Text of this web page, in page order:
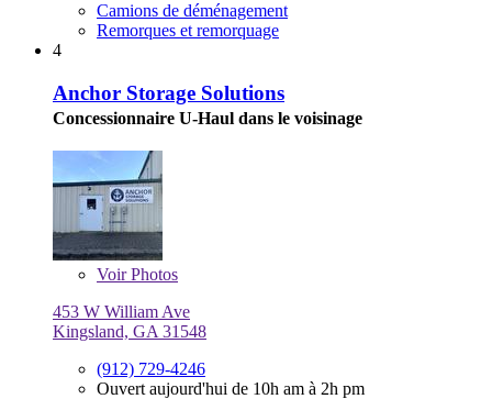
Camions de déménagement
Remorques et remorquage
4
Anchor Storage Solutions
Concessionnaire U-Haul dans le voisinage
VoirPhotos
453 W William Ave
Kingsland, GA 31548
(912) 729-4246
Ouvert aujourd'hui de 10h am à 2h pm